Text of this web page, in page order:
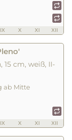
IX X XI XII
15 cm, weiß, II-
ab Mitte
IX X XI XII